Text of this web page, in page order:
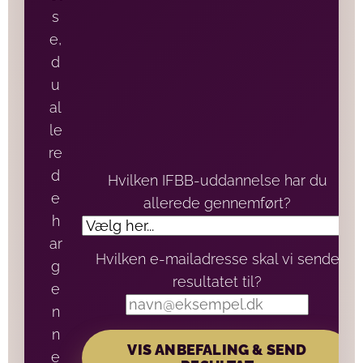
s
e,
d
u
al
le
re
d
e
h
ar
g
e
n
n
e
Hvilken IFBB-uddannelse har du
allerede gennemført?
Hvilken e-mailadresse skal vi sende
resultatet til?
VIS ANBEFALING & SEND